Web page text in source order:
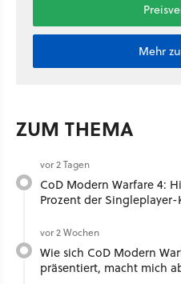
Mehr
ZUM THEMA
vor 2 Tagen
CoD Modern Warfare 4:
Prozent der
vor 2 Wochen
Wie sich CoD Modern
präsentiert, macht mich